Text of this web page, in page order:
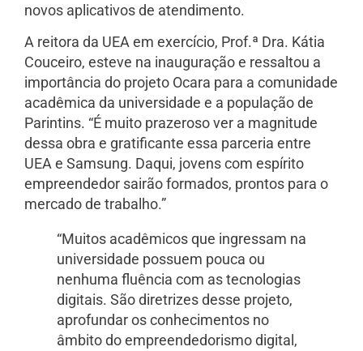
novos aplicativos de atendimento.
A reitora da UEA em exercício, Prof.ª Dra. Kátia
Couceiro, esteve na inauguração e ressaltou a
importância do projeto Ocara para a comunidade
acadêmica da universidade e a população de
Parintins. “É muito prazeroso ver a magnitude
dessa obra e gratificante essa parceria entre
UEA e Samsung. Daqui, jovens com espírito
empreendedor sairão formados, prontos para o
mercado de trabalho.”
“Muitos acadêmicos que ingressam na
universidade possuem pouca ou
nenhuma fluência com as tecnologias
digitais. São diretrizes desse projeto,
aprofundar os conhecimentos no
âmbito do empreendedorismo digital,